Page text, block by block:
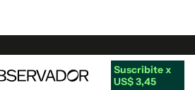
Suscribite x
US$ 3,45